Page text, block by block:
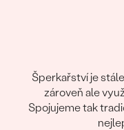
Šperkařství je
zároveň ale
Spojujeme tak